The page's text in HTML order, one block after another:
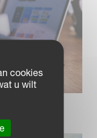
cookies
u wilt